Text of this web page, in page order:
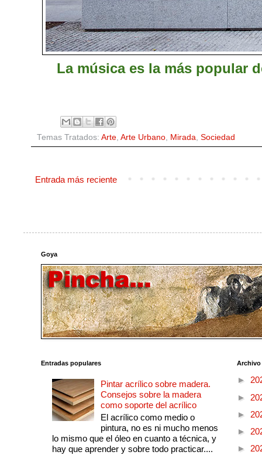
La música es la más popular
Temas Tratados: Arte Arte Urbano Mirada Sociedad
Entrada más reciente
Goya
Entradas populares
Pintar acrílico sobre madera.
Consejos sobre la madera
como soporte del acrílico
El acrílico como medio o
pintura, no es ni mucho menos
lo mismo que el óleo en cuanto a técnica, y
hay que aprender y sobre todo practicar....
►
►
►
►
►